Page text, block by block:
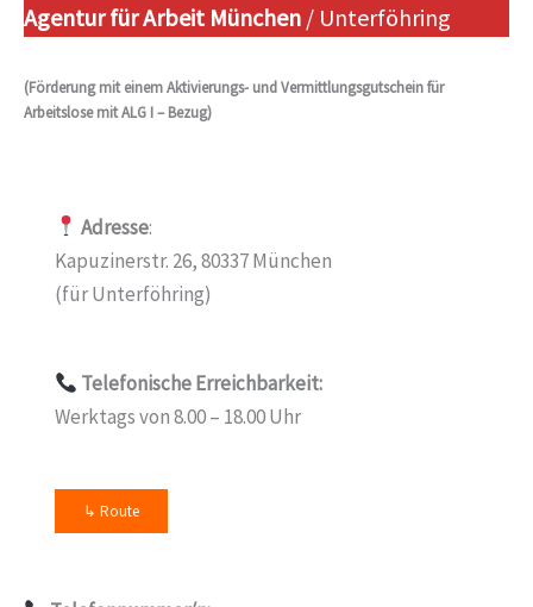
Agentur für Arbeit München / Unterföhring
(Förderung mit einem Aktivierungs- und Vermittlungsgutschein für
Arbeitslose mit ALG I – Bezug)
Adresse:
Kapuzinerstr. 26, 80337 München
(für Unterföhring)
Telefonische Erreichbarkeit:
Werktags von 8.00 – 18.00 Uhr
↳ Route